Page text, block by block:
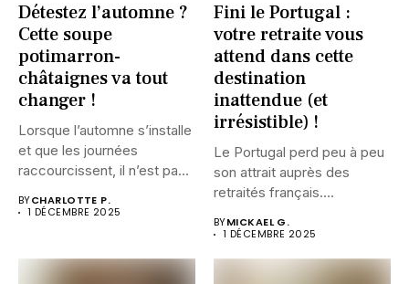
Détestez l’automne ?
Cette soupe
potimarron-
châtaignes va tout
changer !
Lorsque l’automne s’installe
et que les journées
raccourcissent, il n’est pas
BYCHARLOTTE P.
1 DÉCEMBRE 2025
Fini le Portugal :
votre retraite vous
attend dans cette
destination
inattendue (et
irrésistible) !
Le Portugal perd peu à peu
son attrait auprès des
retraités français....
BYMICKAEL G.
1 DÉCEMBRE 2025